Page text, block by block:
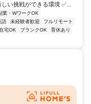
い挑戦ができる環境 ✅...
業・WワークOK
語 未経験者歓迎
フルリモート
宅OK ブランクOK
育休あり